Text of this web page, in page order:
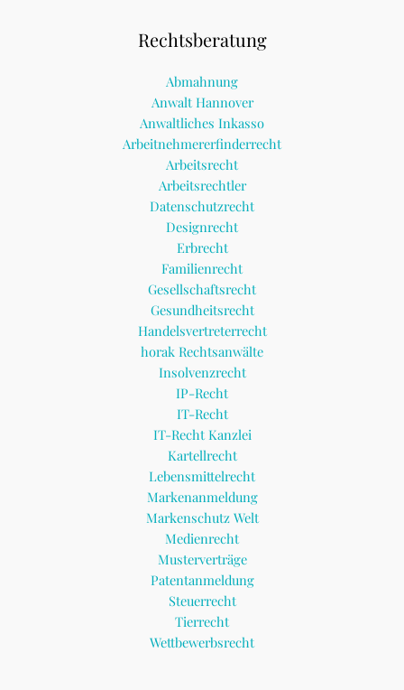
Rechtsberatung
Abmahnung
Anwalt Hannover
Anwaltliches Inkasso
Arbeitnehmererfinderrecht
Arbeitsrecht
Arbeitsrechtler
Datenschutzrecht
Designrecht
Erbrecht
Familienrecht
Gesellschaftsrecht
Gesundheitsrecht
Handelsvertreterrecht
horak Rechtsanwälte
Insolvenzrecht
IP-Recht
IT-Recht
IT-Recht Kanzlei
Kartellrecht
Lebensmittelrecht
Markenanmeldung
Markenschutz Welt
Medienrecht
Musterverträge
Patentanmeldung
Steuerrecht
Tierrecht
Wettbewerbsrecht